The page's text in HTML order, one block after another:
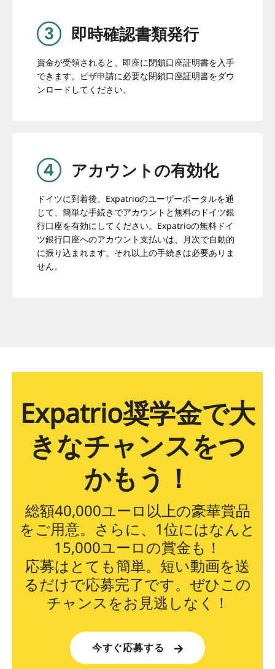
即時確認書類発行
資金が受領されると、即座に閉鎖口座証明書を入手
できます。ビザ申請に必要な閉鎖口座証明書をダウ
ンロードしてください。
アカウントの有効化
ドイツに到着後、Expatrioのユーザーポータルを通
じて、簡単な手続きでアカウントと無料のドイツ銀
行口座を有効にしてください。Expatrioの無料ドイ
ツ銀行口座へのアカウント支払いは、月次で自動的
に振り込まれます。それ以上の手続きは必要ありま
せん。
Expatrio奨学金で大
きなチャンスをつ
かもう！
総額40,000ユーロ以上の豪華賞品
をご用意。さらに、1位にはなんと
15,000ユーロの賞金も！
応募はとても簡単。短い動画を送
るだけで応募完了です。ぜひこの
チャンスをお見逃しなく！
今すぐ応募する